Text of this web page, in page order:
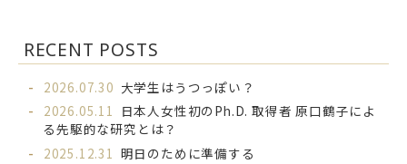
RECENT POSTS
2026.07.30 大学生はうつっぽい？
2026.05.11 日本人女性初のPh.D. 取得者 原口鶴子によ
る先駆的な研究とは？
2025.12.31 明日のために準備する